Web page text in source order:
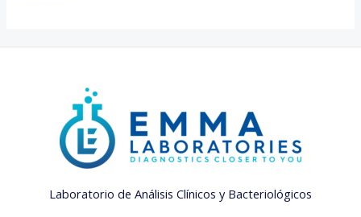
Laboratorio de Análisis Clínicos y Bacteriológicos